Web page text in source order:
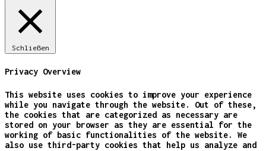
Schließen
Privacy Overview
This website uses cookies to improve your experience
while you navigate through the website. Out of these,
the cookies that are categorized as necessary are
stored on your browser as they are essential for the
working of basic functionalities of the website. We
also use third-party cookies that help us analyze and